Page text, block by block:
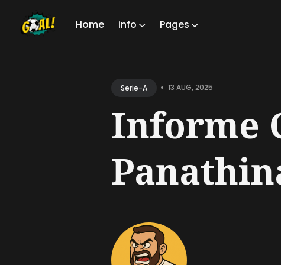
Home info Pages
Serie-A • 13 AUG, 2025
Informe